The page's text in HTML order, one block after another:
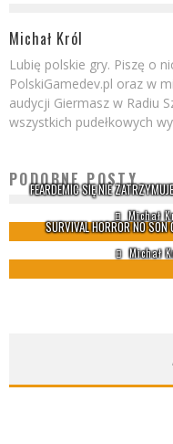
Michał Król
Lubię polskie gry. Piszę o
PolskiGamedev.pl oraz w
audycji Giermasz w Radiu
wszystkich pudełkowych
PODOBNE POSTY
FEARDEMIC SIĘ NIE
Michał
SURVIVAL HORROR NO SON
Michał